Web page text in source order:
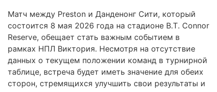
Матч между Preston и Данденонг Сити, который
состоится 8 мая 2026 года на стадионе B.T. Connor
Reserve, обещает стать важным событием в
рамках НПЛ Виктория. Несмотря на отсутствие
данных о текущем положении команд в турнирной
таблице, встреча будет иметь значение для обеих
сторон, стремящихся улучшить свои результаты и